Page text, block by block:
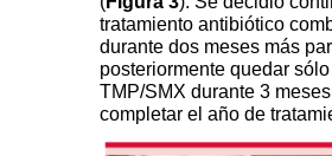
tratamiento antibiótico
durante dos meses más
posteriormente quedar
TMP/SMX durante 3
completar el año de